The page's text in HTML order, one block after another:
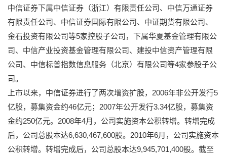
中信证券下属中信证券（浙江）有限责任公司、中信万通证券
有限责任公司、中信证券国际有限公司、中证期货有限公司、
金石投资有限公司等5家控股子公司，下属华夏基金管理有限公
司、中信产业投资基金管理有限公司、建投中信资产管理有限
公司、中信标普指数信息服务（北京）有限公司等4家参股子公
司。
上市以来，中信证券进行了两次增资扩股，2006年非公开发行5
亿股，募集资金约46亿元；2007年公开发行3.34亿股，募集资
金约250亿元。2008年4月，公司实施资本公积转增。转增完成
后，公司总股本达6,630,467,600股。2010年6月，公司实施资本
公积转增。转增完成后，公司总股本达9,945,701,400股。截至